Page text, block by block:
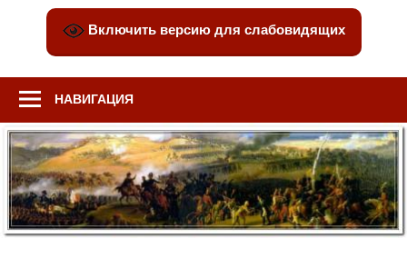
Включить версию для слабовидящих
НАВИГАЦИЯ